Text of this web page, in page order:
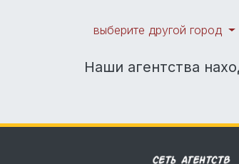
выберите другой город
Наши агентства